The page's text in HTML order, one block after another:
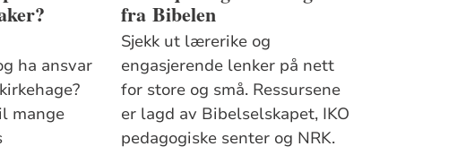
ha ansvar
mange
fra Bibelen
Sjekk ut lærerike og
engasjerende lenker på nett
for store og små. Ressursene
er lagd av Bibelselskapet, IKO
pedagogiske senter og NRK.